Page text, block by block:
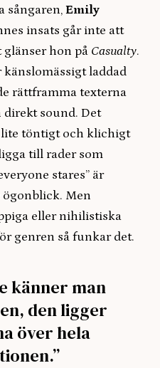
sångaren,Emily
insats går inte att
glänser hon på Casualty.
känslomässigt laddad
rättframma texterna
direkt sound. Det
töntigt och klichigt
till rader som
stares” är
ögonblick. Men
eller nihilistiska
genren så funkar det.
känner man
den ligger
över hela